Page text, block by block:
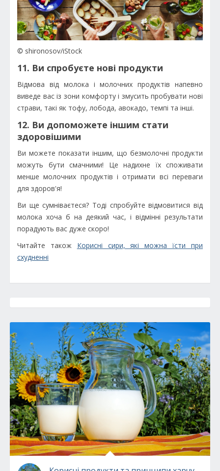
© shironosov/iStock
11. Ви спробуєте нові продукти
Відмова від молока і молочних продуктів напевно
виведе вас із зони комфорту і змусить пробувати нові
страви, такі як тофу, лобода, авокадо, темпі та інші.
12. Ви допоможете іншим стати
здоровішими
Ви можете показати іншим, що безмолочні продукти
можуть бути смачними! Це надихне їх споживати
менше молочних продуктів і отримати всі переваги
для здоров'я!
Ви ще сумніваєтеся? Тоді спробуйте відмовитися від
молока хоча б на деякий час, і відмінні результати
порадують вас дуже скоро!
Читайте також
Корисні сири, які можна їсти при
схудненні